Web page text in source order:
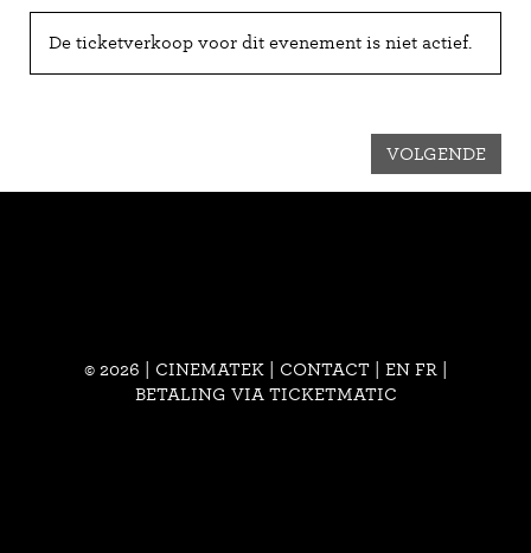
De ticketverkoop voor dit evenement is niet actief.
VOLGENDE
© 2026 | CINEMATEK | CONTACT| EN FR
BETALING VIA TICKETMATIC